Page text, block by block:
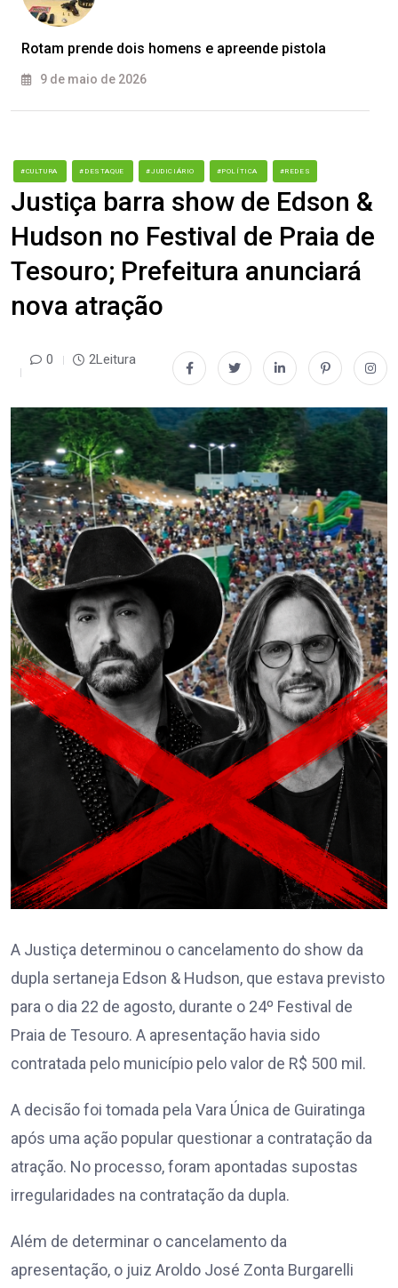
Rotam prende dois homens e apreende pistola
9 de maio de 2026
#CULTURA #DESTAQUE #JUDICIÁRIO #POLÍTICA #REDES
Justiça barra show de Edson &
Hudson no Festival de Praia de
Tesouro; Prefeitura anunciará
nova atração
0 2Leitura
A Justiça determinou o cancelamento do show da
dupla sertaneja Edson & Hudson, que estava previsto
para o dia 22 de agosto, durante o 24º Festival de
Praia de Tesouro. A apresentação havia sido
contratada pelo município pelo valor de R$ 500 mil.
A decisão foi tomada pela Vara Única de Guiratinga
após uma ação popular questionar a contratação da
atração. No processo, foram apontadas supostas
irregularidades na contratação da dupla.
Além de determinar o cancelamento da
apresentação, o juiz Aroldo José Zonta Burgarelli